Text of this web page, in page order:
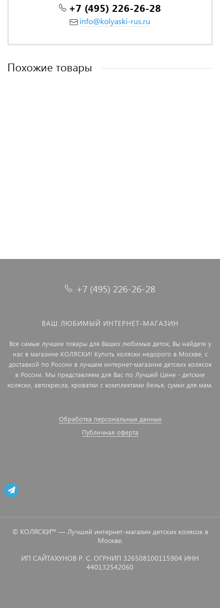
+7 (495) 226-26-28
info@kolyaski-rus.ru
Похожие товары
+7 (495) 226-26-28
ВАШ ЛЮБИМЫЙ ИНТЕРНЕТ-МАГАЗИН
Все самые лучшие товары для Ваших любимых деток, Вы найдете у
нас в магазине КОЛЯСКИ! Купить коляски недорого в Москве, с
доставкой по России в лучшем интернет-магазине детских колясок
в России. Мы представляем для Вас по Лучшей Цене - детские
коляски, автокресла, кроватки с комплектами белья, сумки для мам.
Обработка персональных данных
Публичная оферта
© КОЛЯСКИ™ — Лучший интернет-магазин детских колясок в
Москве.
ИП САЙТАХУНОВ Р. С. ОГРНИП 326508100115904 ИНН
440132542060